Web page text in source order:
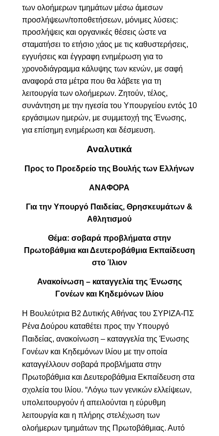
των ολοήμερων τμημάτων μέσω άμεσων
προσλήψεων/τοποθετήσεων, μόνιμες λύσεις:
προσλήψεις και οργανικές θέσεις ώστε να
σταματήσει το ετήσιο χάος με τις καθυστερήσεις,
εγγυήσεις και έγγραφη ενημέρωση για το
χρονοδιάγραμμα κάλυψης των κενών, με σαφή
αναφορά στα μέτρα που θα λάβετε για τη
λειτουργία των ολοήμερων. Ζητούν, τέλος,
συνάντηση με την ηγεσία του Υπουργείου εντός 10
εργάσιμων ημερών, με συμμετοχή της Ένωσης,
για επίσημη ενημέρωση και δέσμευση.
Αναλυτικά
Προς το Προεδρείο της Βουλής των Ελλήνων
ΑΝΑΦΟΡΑ
Για την Υπουργό Παιδείας, Θρησκευμάτων &
Αθλητισμού
Θέμα: σοβαρά προβλήματα στην
Πρωτοβάθμια και Δευτεροβάθμια Εκπαίδευση
στο Ίλιον
Ανακοίνωση – καταγγελία της Ένωσης
Γονέων και Κηδεμόνων Ιλίου
Η Βουλεύτρια Β2 Δυτικής Αθήνας του ΣΥΡΙΖΑ-ΠΣ
Ρένα Δούρου καταθέτει προς την Υπουργό
Παιδείας, ανακοίνωση – καταγγελία της Ένωσης
Γονέων και Κηδεμόνων Ιλίου με την οποία
καταγγέλλουν σοβαρά προβλήματα στην
Πρωτοβάθμια και Δευτεροβάθμια Εκπαίδευση στα
σχολεία του Ιλίου. “Λόγω των γενικών ελλείψεων,
υπολειτουργούν ή απειλούνται η εύρυθμη
λειτουργία και η πλήρης στελέχωση των
ολοήμερων τμημάτων της Πρωτοβάθμιας. Αυτό